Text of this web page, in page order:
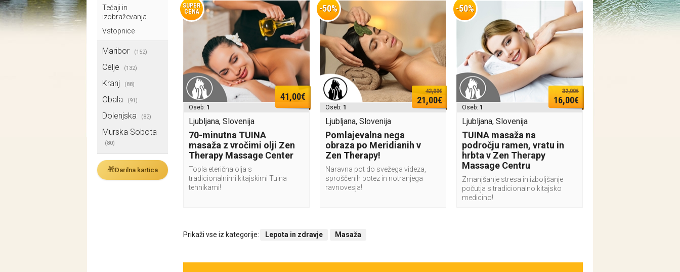
Tečaji in
izobraževanja
Vstopnice
Maribor (152)
Celje (132)
Kranj (88)
Obala (91)
Dolenjska (82)
Murska Sobota
(80)
🎁Darilna kartica
SUPER
CENA
41,00€
Oseb: 1
Ljubljana, Slovenija
70-minutna TUINA
masaža z vročimi olji Zen
Therapy Massage Center
Topla eterična olja s
tradicionalnimi kitajskimi Tuina
tehnikami!
-50%
42,00€
21,00€
Oseb: 1
Ljubljana, Slovenija
Pomlajevalna nega
obraza po Meridianih v
Zen Therapy!
Naravna pot do svežega videza,
sproščenih potez in notranjega
ravnovesja!
-50%
32,00€
16,00€
Oseb: 1
Ljubljana, Slovenija
TUINA masaža na
področju ramen, vratu in
hrbta v Zen Therapy
Massage Centru
Zmanjšanje stresa in izboljšanje
počutja s tradicionalno kitajsko
medicino!
Prikaži vse iz kategorije: Lepota in zdravje Masaža